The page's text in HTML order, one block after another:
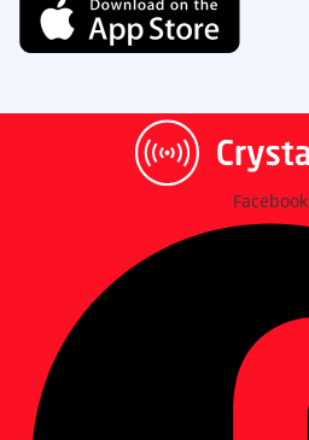
Facebook